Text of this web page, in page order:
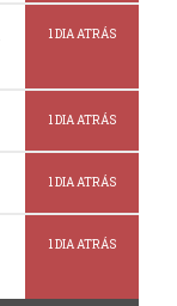
1 DIA ATRÁS
1 DIA ATRÁS
1 DIA ATRÁS
1 DIA ATRÁS